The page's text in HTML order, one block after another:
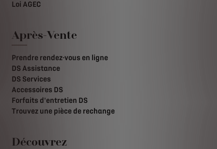
Loi AGEC
Après-Vente
Prendre rendez-vous en ligne
DS Assistance
DS Services
Accessoires DS
Forfaits d'entretien DS
Trouvez une pièce de rechange
Découvrez